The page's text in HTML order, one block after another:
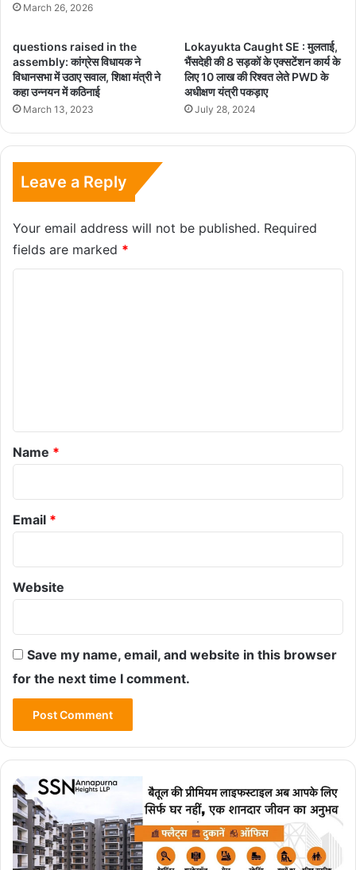
March 26, 2026
questions raised in the
assembly: कांग्रेस विधायक ने
विधानसभा में उठाए सवाल, शिक्षा मंत्री ने
कहा उन्नयन में कठिनाई
March 13, 2023
Lokayukta Caught SE : मुलताई,
भैंसदेही की 8 सड़कों के एक्सटेंशन कार्य के
लिए 10 लाख की रिश्वत लेते PWD के
अधीक्षण यंत्री पकड़ाए
July 28, 2024
Leave a Reply
Your email address will not be published. Required
fields are marked *
*
Name *
Email *
Website
Save my name, email, and website in this browser
for the next time I comment.